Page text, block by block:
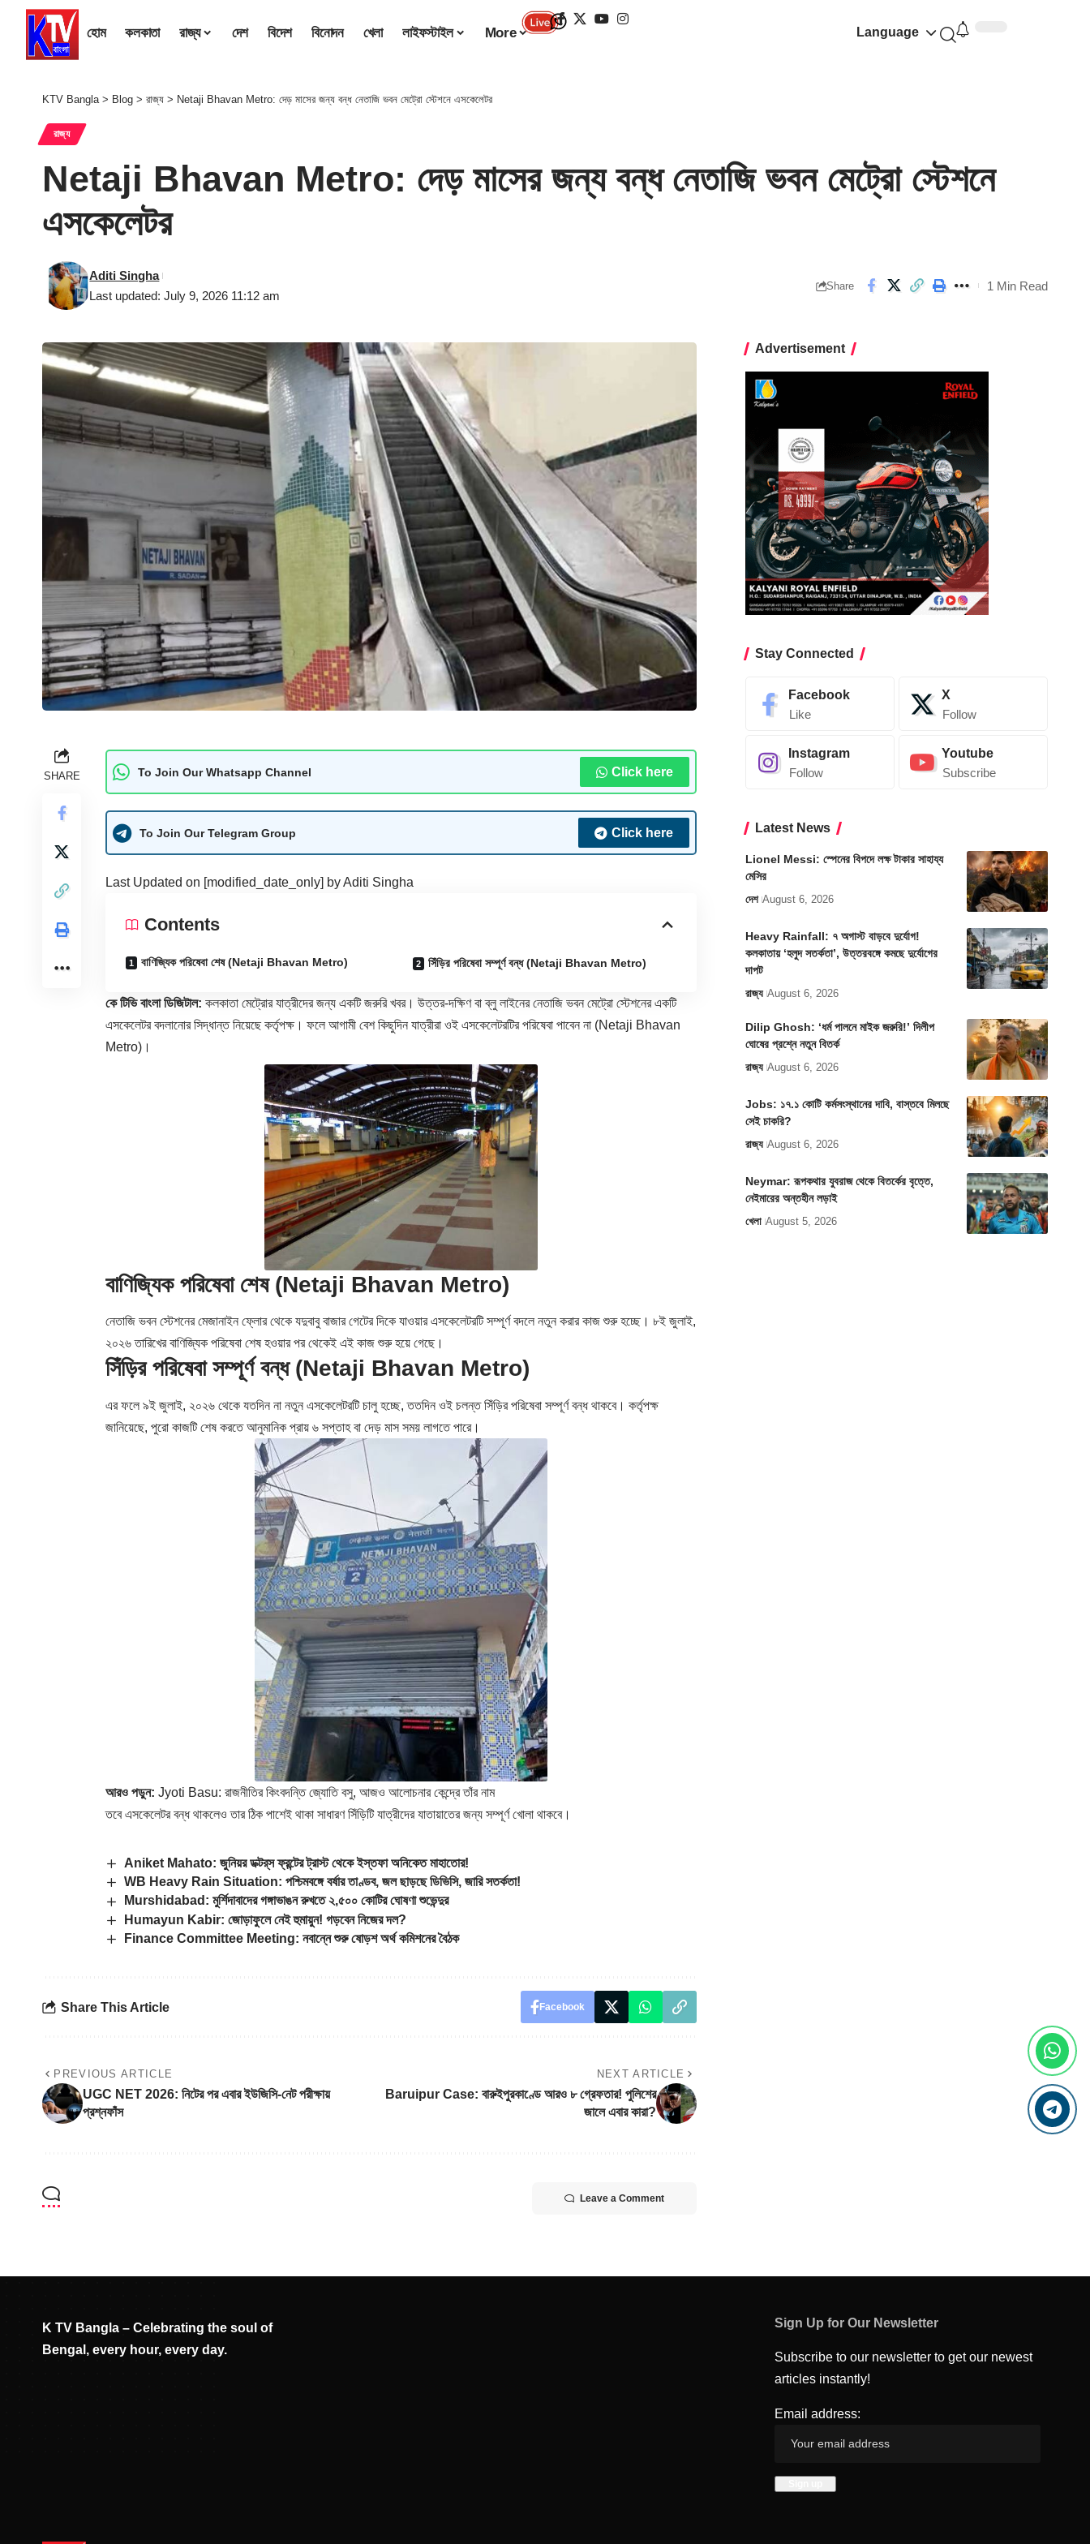
হোম কলকাতা রাজ্য দেশ বিদেশ বিনোদন খেলা লাইফস্টাইল More Language
KTV Bangla> Blog > রাজ্য > Netaji Bhavan Metro: দেড় মাসের জন্য বন্ধ নেতাজি ভবন মেট্রো স্টেশনে এসকেলেটর
রাজ্য
Netaji Bhavan Metro: দেড় মাসের জন্য বন্ধ নেতাজি ভবন মেট্রো স্টেশনে
এসকেলেটর
Last updated: July 9, 2026 11:12 am
Aditi Singha
Share 1 Min Read
SHARE To Join Our Whatsapp Channel Click here
To Join Our Telegram Group Click here
Last Updated on [modified_date_only] byAditi Singha
Contents
বাণিজ্যিক পরিষেবা শেষ (Netaji Bhavan Metro) সিঁড়ির পরিষেবা সম্পূর্ণ বন্ধ (Netaji Bhavan Metro)
কে টিভি বাংলা ডিজিটাল: কলকাতা মেট্রোর যাত্রীদের জন্য একটি জরুরি খবর। উত্তর-দক্ষিণ বা ব্লু লাইনের নেতাজি ভবন মেট্রো স্টেশনের একটি
এসকেলেটর বদলানোর সিদ্ধান্ত নিয়েছে কর্তৃপক্ষ। ফলে আগামী বেশ কিছুদিন যাত্রীরা ওই এসকেলেটরটির পরিষেবা পাবেন না (Netaji Bhavan
Metro)।
বাণিজ্যিক পরিষেবা শেষ (Netaji Bhavan Metro)
নেতাজি ভবন স্টেশনের মেজানাইন ফ্লোর থেকে যদুবাবু বাজার গেটের দিকে যাওয়ার এসকেলেটরটি সম্পূর্ণ বদলে নতুন করার কাজ শুরু হচ্ছে। ৮ই জুলাই,
২০২৬ তারিখের বাণিজ্যিক পরিষেবা শেষ হওয়ার পর থেকেই এই কাজ শুরু হয়ে গেছে।
সিঁড়ির পরিষেবা সম্পূর্ণ বন্ধ (Netaji Bhavan Metro)
এর ফলে ৯ই জুলাই, ২০২৬ থেকে যতদিন না নতুন এসকেলেটরটি চালু হচ্ছে, ততদিন ওই চলন্ত সিঁড়ির পরিষেবা সম্পূর্ণ বন্ধ থাকবে। কর্তৃপক্ষ
জানিয়েছে, পুরো কাজটি শেষ করতে আনুমানিক প্রায় ৬ সপ্তাহ বা দেড় মাস সময় লাগতে পারে।
আরও পড়ুন: Jyoti Basu: রাজনীতির কিংবদন্তি জ্যোতি বসু, আজও আলোচনার কেন্দ্রে তাঁর নাম
তবে এসকেলেটর বন্ধ থাকলেও তার ঠিক পাশেই থাকা সাধারণ সিঁড়িটি যাত্রীদের যাতায়াতের জন্য সম্পূর্ণ খোলা থাকবে।
Aniket Mahato: জুনিয়র ডক্টর্‌স ফ্রন্টের ট্রাস্ট থেকে ইস্তফা অনিকেত মাহাতোর!
WB Heavy Rain Situation: পশ্চিমবঙ্গে বর্ষার তাণ্ডব, জল ছাড়ছে ডিভিসি, জারি সতর্কতা!
Murshidabad: মুর্শিদাবাদের গঙ্গাভাঙন রুখতে ২,৫০০ কোটির ঘোষণা শুভেন্দুর
Humayun Kabir: জোড়াফুলে নেই হুমায়ুন! গড়বেন নিজের দল?
Finance Committee Meeting: নবান্নে শুরু ষোড়শ অর্থ কমিশনের বৈঠক
Share This Article Facebook
PREVIOUS ARTICLE
UGC NET 2026: নিটের পর এবার ইউজিসি-নেট পরীক্ষায়
প্রশ্নফাঁস
NEXT ARTICLE
Baruipur Case: বারুইপুরকাণ্ডে আরও ৮ গ্রেফতার! পুলিশের
জালে এবার কারা?
Leave a Comment
Advertisement
Stay Connected
Facebook
Like
X
Follow
Instagram
Follow
Youtube
Subscribe
Latest News
Lionel Messi: স্পেনের বিপদে লক্ষ টাকার সাহায্য
মেসির
দেশ August 6, 2026
Heavy Rainfall: ৭ অগাস্ট বাড়বে দুর্যোগ!
কলকাতায় ‘হলুদ সতর্কতা’, উত্তরবঙ্গে কমছে দুর্যোগের
দাপট
রাজ্য August 6, 2026
Dilip Ghosh: ‘ধর্ম পালনে মাইক জরুরি!’ দিলীপ
ঘোষের প্রশ্নে নতুন বিতর্ক
রাজ্য August 6, 2026
Jobs: ১৭.১ কোটি কর্মসংস্থানের দাবি, বাস্তবে মিলছে
সেই চাকরি?
রাজ্য August 6, 2026
Neymar: রূপকথার যুবরাজ থেকে বিতর্কের বৃত্তে,
নেইমারের অন্তহীন লড়াই
খেলা August 5, 2026
K TV Bangla – Celebrating the soul of
Bengal, every hour, every day.
Sign Up for Our Newsletter
Subscribe to our newsletter to get our newest
articles instantly!
Email address: